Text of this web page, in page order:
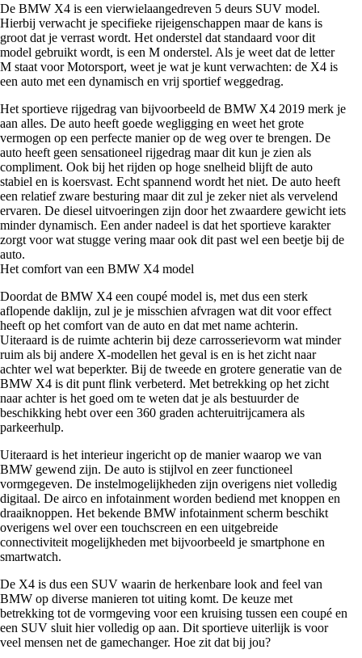
De BMW X4 is een vierwielaangedreven 5 deurs SUV model.
Hierbij verwacht je specifieke rijeigenschappen maar de kans is
groot dat je verrast wordt. Het onderstel dat standaard voor dit
model gebruikt wordt, is een M onderstel. Als je weet dat de letter
M staat voor Motorsport, weet je wat je kunt verwachten: de X4 is
een auto met een dynamisch en vrij sportief weggedrag.
Het sportieve rijgedrag van bijvoorbeeld de BMW X4 2019 merk je
aan alles. De auto heeft goede wegligging en weet het grote
vermogen op een perfecte manier op de weg over te brengen. De
auto heeft geen sensationeel rijgedrag maar dit kun je zien als
compliment. Ook bij het rijden op hoge snelheid blijft de auto
stabiel en is koersvast. Echt spannend wordt het niet. De auto heeft
een relatief zware besturing maar dit zul je zeker niet als vervelend
ervaren. De diesel uitvoeringen zijn door het zwaardere gewicht iets
minder dynamisch. Een ander nadeel is dat het sportieve karakter
zorgt voor wat stugge vering maar ook dit past wel een beetje bij de
auto.
Het comfort van een BMW X4 model
Doordat de BMW X4 een coupé model is, met dus een sterk
aflopende daklijn, zul je je misschien afvragen wat dit voor effect
heeft op het comfort van de auto en dat met name achterin.
Uiteraard is de ruimte achterin bij deze carrosserievorm wat minder
ruim als bij andere X-modellen het geval is en is het zicht naar
achter wel wat beperkter. Bij de tweede en grotere generatie van de
BMW X4 is dit punt flink verbeterd. Met betrekking op het zicht
naar achter is het goed om te weten dat je als bestuurder de
beschikking hebt over een 360 graden achteruitrijcamera als
parkeerhulp.
Uiteraard is het interieur ingericht op de manier waarop we van
BMW gewend zijn. De auto is stijlvol en zeer functioneel
vormgegeven. De instelmogelijkheden zijn overigens niet volledig
digitaal. De airco en infotainment worden bediend met knoppen en
draaiknoppen. Het bekende BMW infotainment scherm beschikt
overigens wel over een touchscreen en een uitgebreide
connectiviteit mogelijkheden met bijvoorbeeld je smartphone en
smartwatch.
De X4 is dus een SUV waarin de herkenbare look and feel van
BMW op diverse manieren tot uiting komt. De keuze met
betrekking tot de vormgeving voor een kruising tussen een coupé en
een SUV sluit hier volledig op aan. Dit sportieve uiterlijk is voor
veel mensen net de gamechanger. Hoe zit dat bij jou?